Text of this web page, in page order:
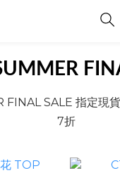
SALE 指定現
7折